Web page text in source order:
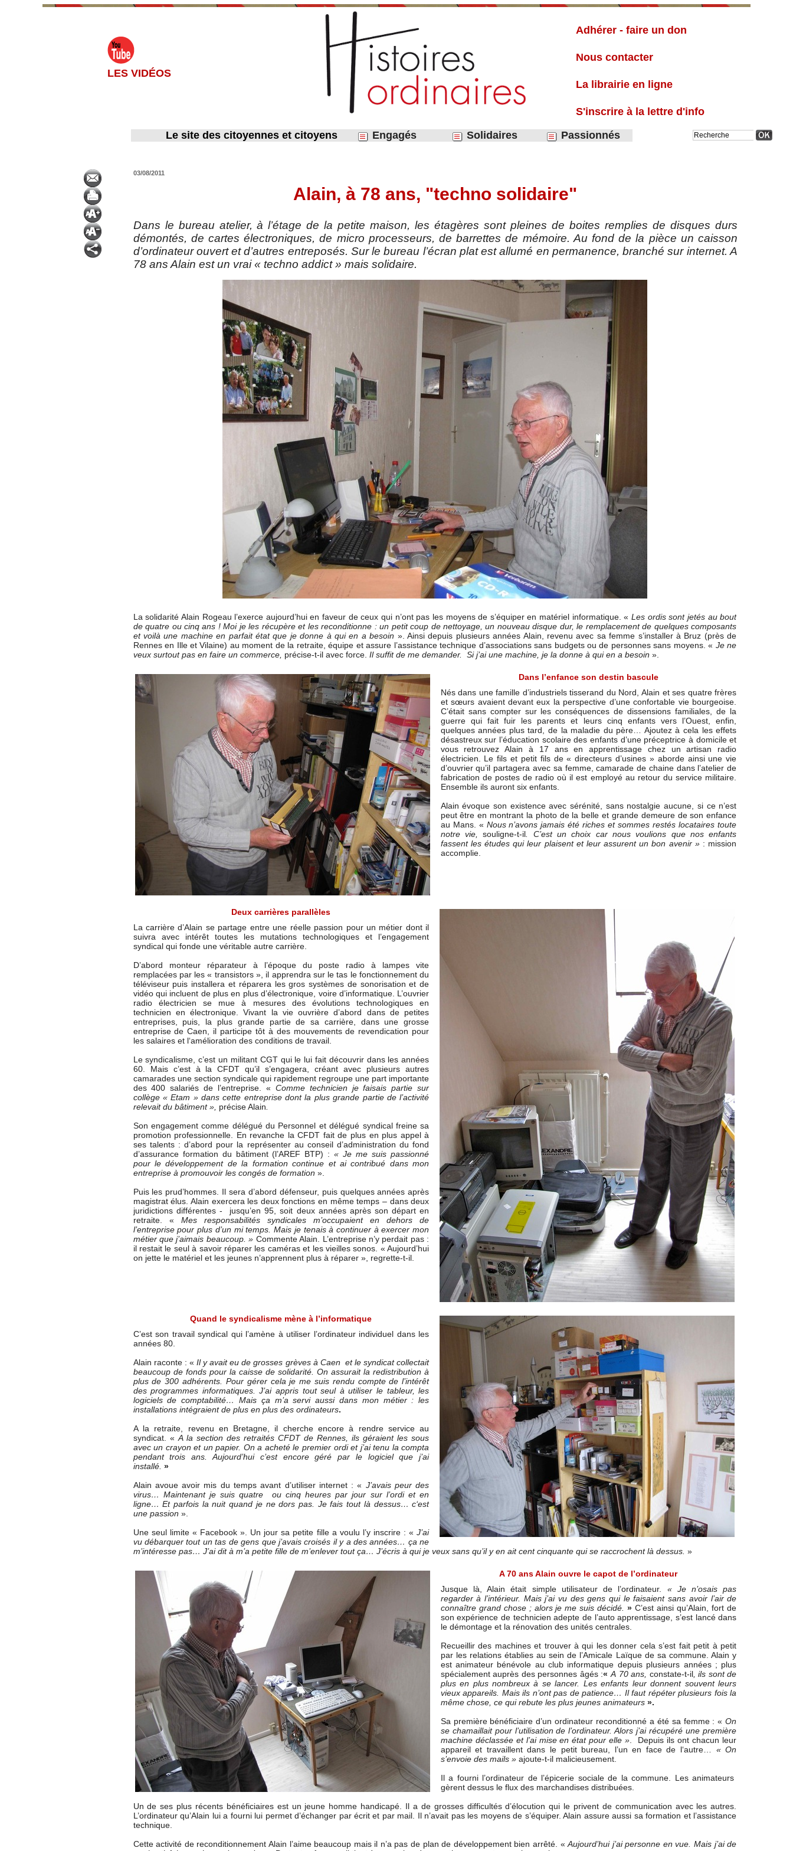
LES VIDÉOS
Adhérer - faire un don
Nous contacter
La librairie en ligne
S'inscrire à la lettre d'info
Le site des citoyennes et citoyens
Engagés Solidaires Passionnés
03/08/2011
Alain, à 78 ans, "techno solidaire"
Dans le bureau atelier, à l’étage de la petite maison, les étagères sont pleines de boites remplies de disques durs
démontés, de cartes électroniques, de micro processeurs, de barrettes de mémoire. Au fond de la pièce un caisson
d’ordinateur ouvert et d’autres entreposés. Sur le bureau l’écran plat est allumé en permanence, branché sur internet. A
78 ans Alain est un vrai « techno addict » mais solidaire.
La solidarité Alain Rogeau l’exerce aujourd’hui en faveur de ceux qui n’ont pas les moyens de s’équiper en matériel informatique. «Les ordis sont jetés au bout
de quatre ou cinq ans ! Moi je les récupère et les reconditionne : un petit coup de nettoyage, un nouveau disque dur, le remplacement de quelques composants
et voilà une machine en parfait état que je donne à qui en a besoin ». Ainsi depuis plusieurs années Alain, revenu avec sa femme s’installer à Bruz (près de
Rennes en Ille et Vilaine) au moment de la retraite, équipe et assure l’assistance technique d’associations sans budgets ou de personnes sans moyens. « Je ne
veux surtout pas en faire un commerce, précise-t-il avec force. Il suffit de me demander. Si j’ai une machine, je la donne à qui en a besoin ».
Dans l’enfance son destin bascule
Nés dans une famille d’industriels tisserand du Nord, Alain et ses quatre frères
et sœurs avaient devant eux la perspective d’une confortable vie bourgeoise.
C’était sans compter sur les conséquences de dissensions familiales, de la
guerre qui fait fuir les parents et leurs cinq enfants vers l’Ouest, enfin,
quelques années plus tard, de la maladie du père… Ajoutez à cela les effets
désastreux sur l’éducation scolaire des enfants d’une préceptrice à domicile et
vous retrouvez Alain à 17 ans en apprentissage chez un artisan radio
électricien. Le fils et petit fils de « directeurs d’usines » aborde ainsi une vie
d’ouvrier qu’il partagera avec sa femme, camarade de chaine dans l’atelier de
fabrication de postes de radio où il est employé au retour du service militaire.
Ensemble ils auront six enfants.
Alain évoque son existence avec sérénité, sans nostalgie aucune, si ce n’est
peut être en montrant la photo de la belle et grande demeure de son enfance
au Mans. « Nous n’avons jamais été riches et sommes restés locataires toute
notre vie,souligne-t-il . C’est un choix car nous voulions que nos enfants
fassent les études qui leur plaisent et leur assurent un bon avenir »: mission
accomplie.
Deux carrières parallèles
La carrière d’Alain se partage entre une réelle passion pour un métier dont il
suivra avec intérêt toutes les mutations technologiques et l’engagement
syndical qui fonde une véritable autre carrière.
D’abord monteur réparateur à l’époque du poste radio à lampes vite
remplacées par les « transistors », il apprendra sur le tas le fonctionnement du
téléviseur puis installera et réparera les gros systèmes de sonorisation et de
vidéo qui incluent de plus en plus d’électronique, voire d’informatique. L’ouvrier
radio électricien se mue à mesures des évolutions technologiques en
technicien en électronique. Vivant la vie ouvrière d’abord dans de petites
entreprises, puis, la plus grande partie de sa carrière, dans une grosse
entreprise de Caen, il participe tôt à des mouvements de revendication pour
les salaires et l‘amélioration des conditions de travail.
Le syndicalisme, c’est un militant CGT qui le lui fait découvrir dans les années
60. Mais c’est à la CFDT qu’il s’engagera, créant avec plusieurs autres
camarades une section syndicale qui rapidement regroupe une part importante
des 400 salariés de l’entreprise. « Comme technicien je faisais partie sur
collège « Etam » dans cette entreprise dont la plus grande partie de l’activité
relevait du bâtiment », précise Alain
Son engagement comme délégué du Personnel et délégué syndical freine sa
promotion professionnelle. En revanche la CFDT fait de plus en plus appel à
ses talents : d’abord pour la représenter au conseil d’administration du fond
d’assurance formation du bâtiment (l’AREF BTP) :« Je me suis passionné
pour le développement de la formation continue et ai contribué dans mon
entreprise à promouvoir les congés de formation ».
Puis les prud’hommes. Il sera d’abord défenseur, puis quelques années après
magistrat élus. Alain exercera les deux fonctions en même temps – dans deux
juridictions différentes - jusqu’en 95, soit deux années après son départ en
retraite. « Mes responsabilités syndicales m’occupaient en dehors de
l’entreprise pour plus d’un mi temps. Mais je tenais à continuer à exercer mon
métier que j’aimais beaucoup. » Commente Alain. L’entreprise n’y perdait pas :
il restait le seul à savoir réparer les caméras et les vieilles sonos. « Aujourd’hui
on jette le matériel et les jeunes n’apprennent plus à réparer », regrette-t-il.
Quand le syndicalisme mène à l’informatique
C’est son travail syndical qui l’amène à utiliser l’ordinateur individuel dans les
années 80.
Alain raconte : «Il y avait eu de grosses grèves à Caen et le syndicat collectait
beaucoup de fonds pour la caisse de solidarité. On assurait la redistribution à
plus de 300 adhérents. Pour gérer cela je me suis rendu compte de l’intérêt
des programmes informatiques. J’ai appris tout seul à utiliser le tableur, les
logiciels de comptabilité… Mais ça m’a servi aussi dans mon métier : les
installations intégraient de plus en plus des ordinateurs.
A la retraite, revenu en Bretagne, il cherche encore à rendre service au
syndicat. « A la section des retraités CFDT de Rennes, ils géraient les sous
avec un crayon et un papier. On a acheté le premier ordi et j’ai tenu la compta
pendant trois ans. Aujourd’hui c’est encore géré par le logiciel que j’ai
installé. »
Alain avoue avoir mis du temps avant d’utiliser internet : « J’avais peur des
virus… Maintenant je suis quatre ou cinq heures par jour sur l’ordi et en
ligne… Et parfois la nuit quand je ne dors pas. Je fais tout là dessus… c‘est
une passion ».
Une seul limite « Facebook ». Un jour sa petite fille a voulu l’y inscrire : «J’ai
vu débarquer tout un tas de gens que j’avais croisés il y a des années… ça ne
m’intéresse pas… J’ai dit à m’a petite fille de m’enlever tout ça… J’écris à qui je veux sans qu’il y en ait cent cinquante qui se raccrochent là dessus. »
A 70 ans Alain ouvre le capot de l’ordinateur
Jusque là, Alain était simple utilisateur de l’ordinateur. « Je n’osais pas
regarder à l’intérieur. Mais j’ai vu des gens qui le faisaient sans avoir l’air de
connaître grand chose ; alors je me suis décidé.»C’est ainsi qu’Alain, fort de
son expérience de technicien adepte de l’auto apprentissage, s’est lancé dans
le démontage et la rénovation des unités centrales.
Recueillir des machines et trouver à qui les donner cela s’est fait petit à petit
par les relations établies au sein de l’Amicale Laïque de sa commune. Alain y
est animateur bénévole au club informatique depuis plusieurs années ; plus
spécialement auprès des personnes âgés :« A 70 ans, constate-t-il, ils sont de
plus en plus nombreux à se lancer. Les enfants leur donnent souvent leurs
vieux appareils. Mais ils n’ont pas de patience… Il faut répéter plusieurs fois la
même chose, ce qui rebute les plus jeunes animateurs ».
Sa première bénéficiaire d’un ordinateur reconditionné a été sa femme : «On
se chamaillait pour l’utilisation de l’ordinateur. Alors j’ai récupéré une première
machine déclassée et l’ai mise en état pour elle » . Depuis ils ont chacun leur
appareil et travaillent dans le petit bureau, l’un en face de l‘autre… « On
s’envoie des mails » ajoute-t-il malicieusement.
Il a fourni l’ordinateur de l’épicerie sociale de la commune. Les animateurs
gèrent dessus le flux des marchandises distribuées.
Un de ses plus récents bénéficiaires est un jeune homme handicapé. Il a de grosses difficultés d’élocution qui le privent de communication avec les autres.
L’ordinateur qu’Alain lui a fourni lui permet d’échanger par écrit et par mail. Il n’avait pas les moyens de s’équiper. Alain assure aussi sa formation et l’assistance
technique.
Cette activité de reconditionnement Alain l’aime beaucoup mais il n’a pas de plan de développement bien arrêté. «Aujourd’hui j’ai personne en vue. Mais j’ai de